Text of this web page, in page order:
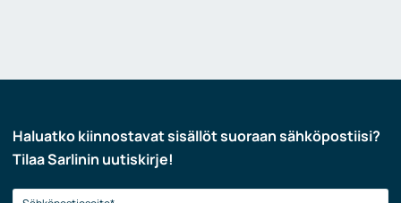
Haluatko kiinnostavat sisällöt suoraan sähköpostiisi?
Tilaa Sarlinin uutiskirje!